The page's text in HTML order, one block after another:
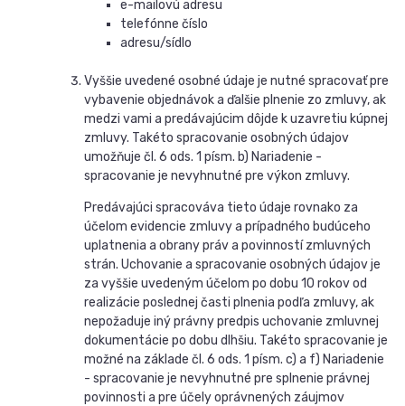
e-mailovú adresu
telefónne číslo
adresu/sídlo
Vyššie uvedené osobné údaje je nutné spracovať pre
vybavenie objednávok a ďalšie plnenie zo zmluvy, ak
medzi vami a predávajúcim dôjde k uzavretiu kúpnej
zmluvy. Takéto spracovanie osobných údajov
umožňuje čl. 6 ods. 1 písm. b) Nariadenie -
spracovanie je nevyhnutné pre výkon zmluvy.
Predávajúci spracováva tieto údaje rovnako za
účelom evidencie zmluvy a prípadného budúceho
uplatnenia a obrany práv a povinností zmluvných
strán. Uchovanie a spracovanie osobných údajov je
za vyššie uvedeným účelom po dobu 10 rokov od
realizácie poslednej časti plnenia podľa zmluvy, ak
nepožaduje iný právny predpis uchovanie zmluvnej
dokumentácie po dobu dlhšiu. Takéto spracovanie je
možné na základe čl. 6 ods. 1 písm. c) a f) Nariadenie
- spracovanie je nevyhnutné pre splnenie právnej
povinnosti a pre účely oprávnených záujmov